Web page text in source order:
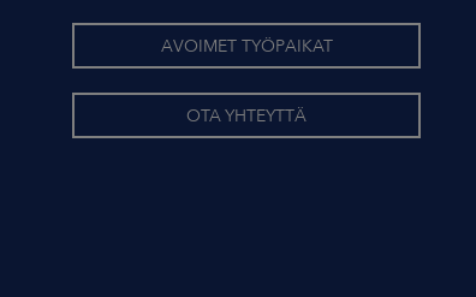
AVOIMET TYÖPAIKAT
OTA YHTEYTTÄ